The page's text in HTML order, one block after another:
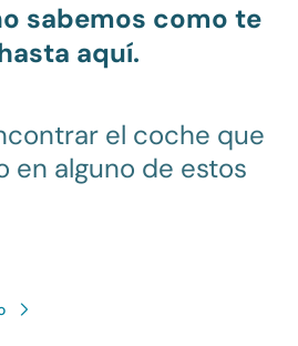
sabemos como te
aquí.
el coche que
en alguno de estos